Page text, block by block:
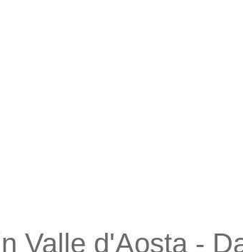
Valle d'Aosta -